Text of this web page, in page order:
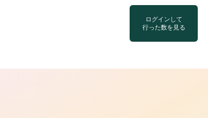
ログインして
行った数を見る